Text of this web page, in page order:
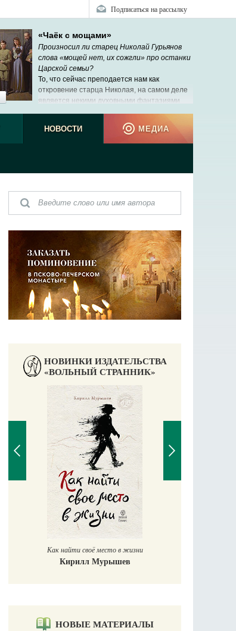
Подписаться на рассылку
«Чаёк с мощами»
Произносил ли старец Николай Гурьянов
слова «мощей нет, их сожгли» про останки
Царской семьи?
То, что сейчас преподается нам как
откровение старца Николая, на самом деле
является некими духовными фантазиями
НОВОСТИ МЕДИА
НОВИНКИ ИЗДАТЕЛЬСТВА
«ВОЛЬНЫЙ СТРАННИК»
Как найти своё место в жизни
Кирилл Мурышев
НОВЫЕ МАТЕРИАЛЫ